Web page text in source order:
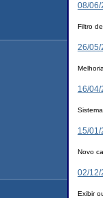
08/06/
Filtro
26/05/
16/04/
15/01/
Novo
02/12/
Exibir